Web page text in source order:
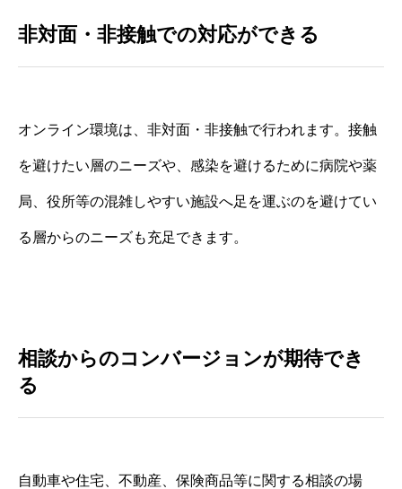
非対面・非接触での対応ができる
オンライン環境は、非対面・非接触で行われます。接触
を避けたい層のニーズや、感染を避けるために病院や薬
局、役所等の混雑しやすい施設へ足を運ぶのを避けてい
る層からのニーズも充足できます。
相談からのコンバージョンが期待でき
る
自動車や住宅、不動産、保険商品等に関する相談の場